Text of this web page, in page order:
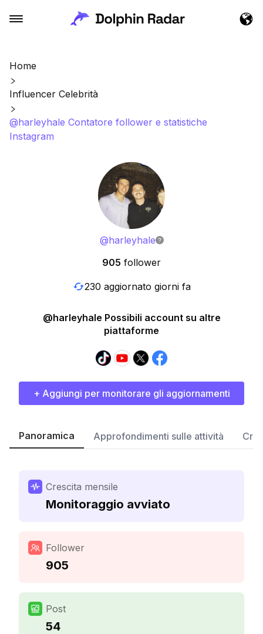
Home
Influencer Celebrità
@harleyhale Contatore follower e statistiche
Instagram
@harleyhale
905 follower
230 aggiornato giorni fa
@harleyhale Possibili account su altre
piattaforme
+ Aggiungi per monitorare gli aggiornamenti
Panoramica Approfondimenti sulle attività
Crescita mensile
Monitoraggio avviato
Follower
905
Post
54